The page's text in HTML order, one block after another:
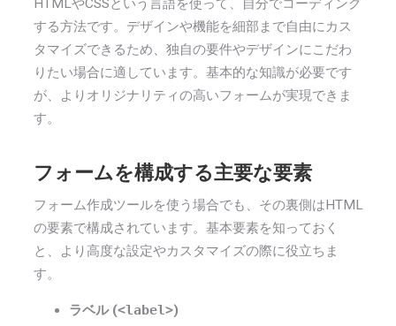
HTMLやCSSという言語を使って、自分でコーディング
する方法です。デザインや機能を細部まで自由にカス
タマイズできるため、独自の要件やデザインにこだわ
りたい場合に適しています。基本的な知識が必要です
が、よりオリジナリティの高いフォームが実現できま
す。
フォームを構成する主要な要素
フォーム作成ツールを使う場合でも、その裏側はHTML
の要素で構成されています。基本要素を知っておく
と、より高度な設定やカスタマイズの際に役立ちま
す。
ラベル (<label>)